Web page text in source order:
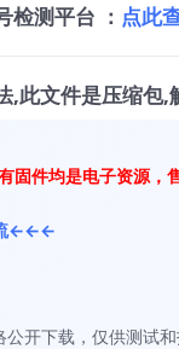
检测平台 ： 点此
此文件是压缩包,
固件均是电子资源，
←←←
开下载，仅供测试